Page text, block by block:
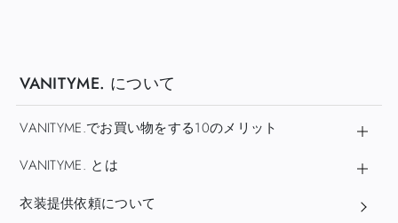
VANITYME. について
VANITYME.でお買い物をする10のメリット
VANITYME. とは
衣装提供依頼について